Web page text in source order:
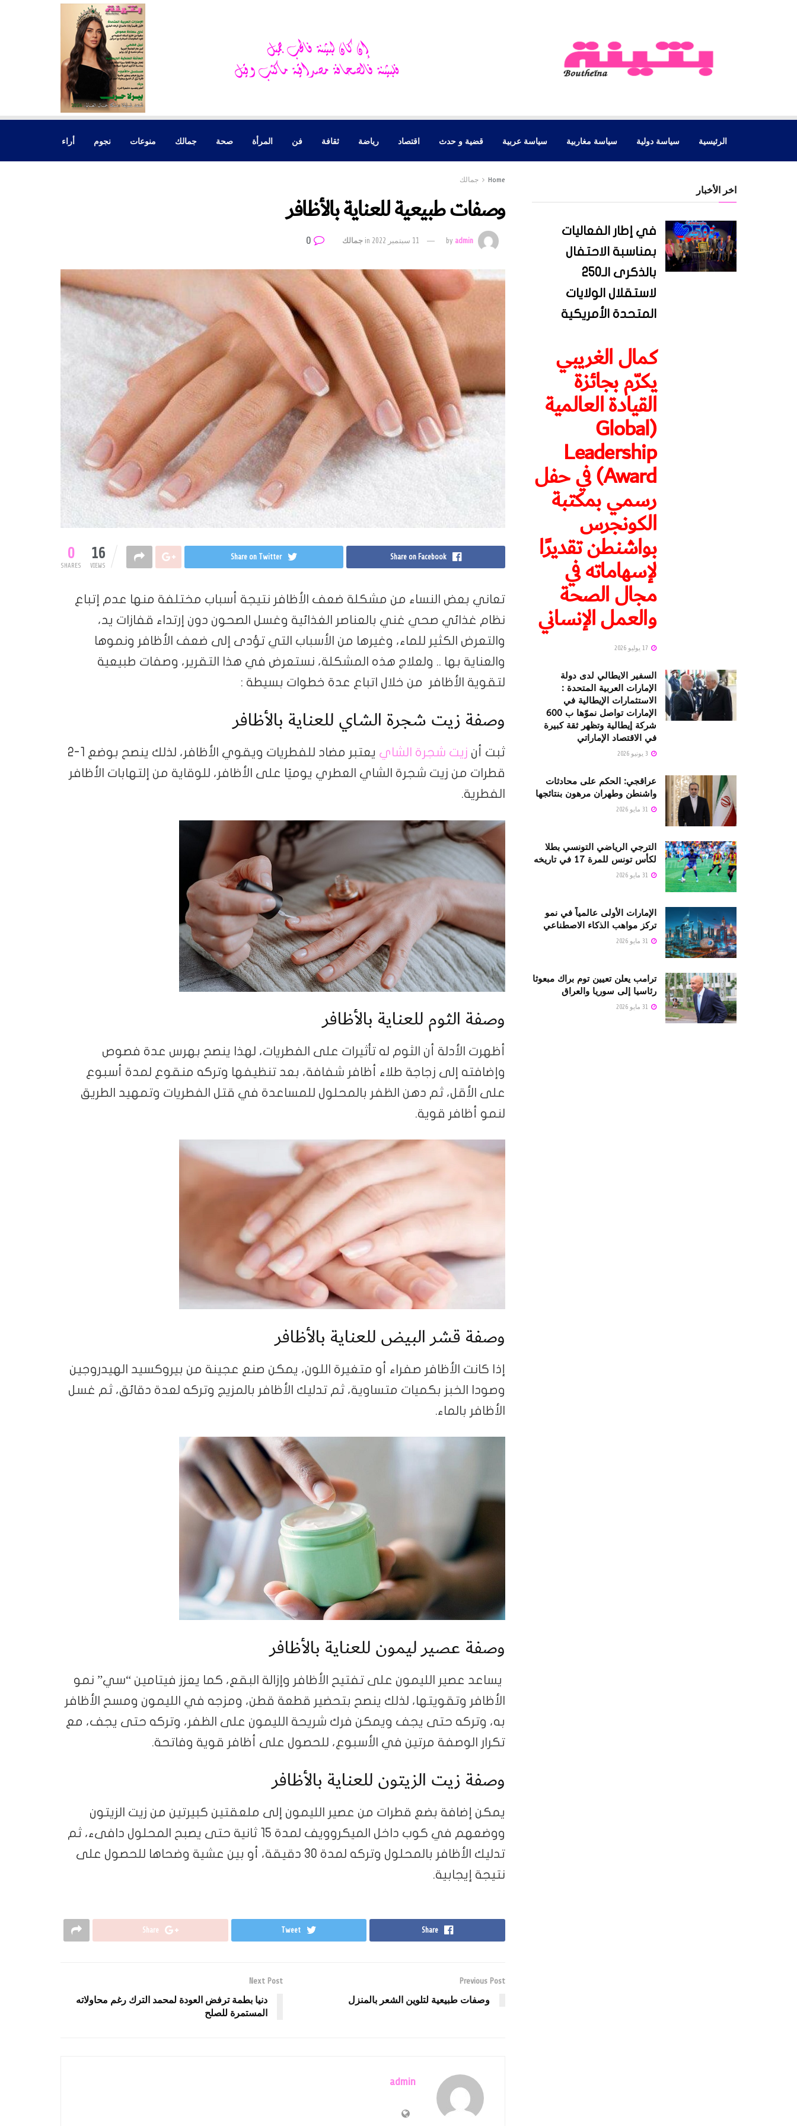
الرئيسية سياسة دولية سياسة مغاربية سياسة عربية قضية و حدث اقتصاد رياضة ثقافة فن المرأة صحة جمالك منوعات نجوم أراء
Home جمالك
وصفات طبيعية للعناية بالأظافر
byadmin 11 سبتمبر 2022 inجمالك
0
SHARES 16
VIEWS
Share on Facebook
Share on Twitter
تعاني بعض النساء من مشكلة ضعف الأظافر نتيجة أسباب مختلفة منها عدم إتباع
نظام غذائي صحي غني بالعناصر الغذائية وغسل الصحون دون إرتداء قفازات يد،
والتعرض الكثير للماء، وغيرها من الأسباب التي تؤدى إلى ضعف الأظافر ونموها
والعناية بها .. ولعلاج هذه المشكلة، نستعرض في هذا التقرير، وصفات طبيعية
لتقوية الأظافر من خلال اتباع عدة خطوات بسيطة :
وصفة زيت شجرة الشاي للعناية بالأظافر
ثبت أن زيت شجرة الشاي
يعتبر مضاد للفطريات ويقوي الأظافر، لذلك ينصح بوضع 1-2
قطرات من زيت شجرة الشاي العطري يوميًا على الأظافر، للوقاية من إلتهابات الأظافر
الفطرية.
وصفة الثوم للعناية بالأظافر
أظهرت الأدلة أن الثوم له تأثيرات على الفطريات، لهذا ينصح بهرس عدة فصوص
وإضافته إلى زجاجة طلاء أظافر شفافة، بعد تنظيفها وتركه منقوع لمدة أسبوع
على الأقل، ثم دهن الظفر بالمحلول للمساعدة في قتل الفطريات وتمهيد الطريق
لنمو أظافر قوية.
وصفة قشر البيض للعناية بالأظافر
إذا كانت الأظافر صفراء أو متغيرة اللون، يمكن صنع عجينة من بيروكسيد الهيدروجين
وصودا الخبز بكميات متساوية، ثم تدليك الأظافر بالمزيج وتركه لعدة دقائق، ثم غسل
الأظافر بالماء.
وصفة عصير ليمون للعناية بالأظافر
يساعد عصير الليمون على تفتيح الأظافر وإزالة البقع، كما يعزز فيتامين “سي” نمو
الأظافر وتقويتها، لذلك ينصح بتحضير قطعة قطن، ومزجه في الليمون ومسح الأظافر
به، وتركه حتى يجف ويمكن فرك شريحة الليمون على الظفر، وتركه حتى يجف، مع
تكرار الوصفة مرتين في الأسبوع، للحصول على أظافر قوية وفاتحة.
وصفة زيت الزيتون للعناية بالأظافر
يمكن إضافة بضع قطرات من عصير الليمون إلى ملعقتين كبيرتين من زيت الزيتون
ووضعهم في كوب داخل الميكروويف لمدة 15 ثانية حتى يصبح المحلول دافىء، ثم
تدليك الأظافر بالمحلول وتركه لمدة 30 دقيقة، أو بين عشية وضحاها للحصول على
نتيجة إيجابية.
Share
Tweet
Share
Previous Post
وصفات طبيعية لتلوين الشعر بالمنزل
Next Post
دنيا بطمة ترفض العودة لمحمد الترك رغم محاولاته
المستمرة للصلح
admin
اخر الأخبار
في إطار الفعاليات
بمناسبة الاحتفال
بالذكرى الـ250
لاستقلال الولايات
المتحدة الأمريكية
كمال الغريبي
يكرّم بجائزة
القيادة العالمية
(Global
Leadership
Award) في حفل
رسمي بمكتبة
الكونجرس
بواشنطن تقديرًا
لإسهاماته في
مجال الصحة
والعمل الإنساني
السفير الايطالي لدى دولة
الإمارات العربية المتحدة :
الاستثمارات الإيطالية في
الإمارات تواصل نموّها ب 600
شركة إيطالية وتظهر ثقة كبيرة
في الاقتصاد الإماراتي
عراقجي: الحكم على محادثات
واشنطن وطهران مرهون بنتائجها
الترجي الرياضي التونسي بطلا
لكأس تونس للمرة 17 في تاريخه
الإمارات الأولى عالمياً في نمو
تركز مواهب الذكاء الاصطناعي
ترامب يعلن تعيين توم براك مبعوثا
رئاسيا إلى سوريا والعراق